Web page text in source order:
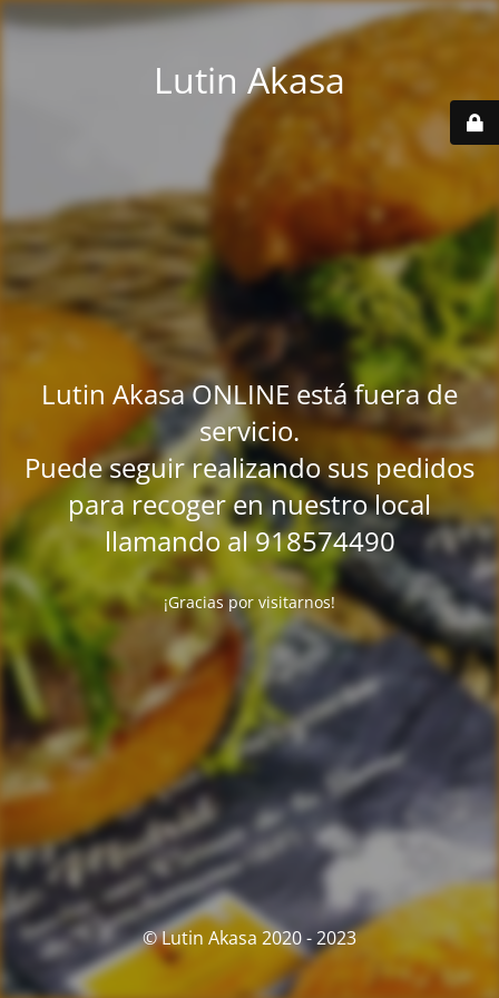
Lutin Akasa
Lutin Akasa ONLINE está fuera de
servicio.
Puede seguir realizando sus pedidos
para recoger en nuestro local
llamando al 918574490
¡Gracias por visitarnos!
© Lutin Akasa 2020 - 2023